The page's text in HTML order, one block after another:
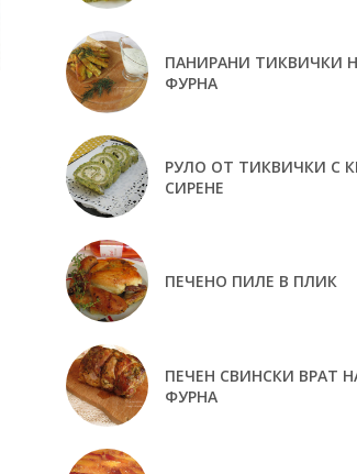
ПАНИРАНИ ТИКВИЧКИ
ФУРНА
РУЛО ОТ ТИКВИЧКИ С
СИРЕНЕ
ПЕЧЕНО ПИЛЕ В ПЛИК
ПЕЧЕН СВИНСКИ ВРАТ
ФУРНА